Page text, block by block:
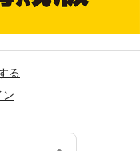
る
ン